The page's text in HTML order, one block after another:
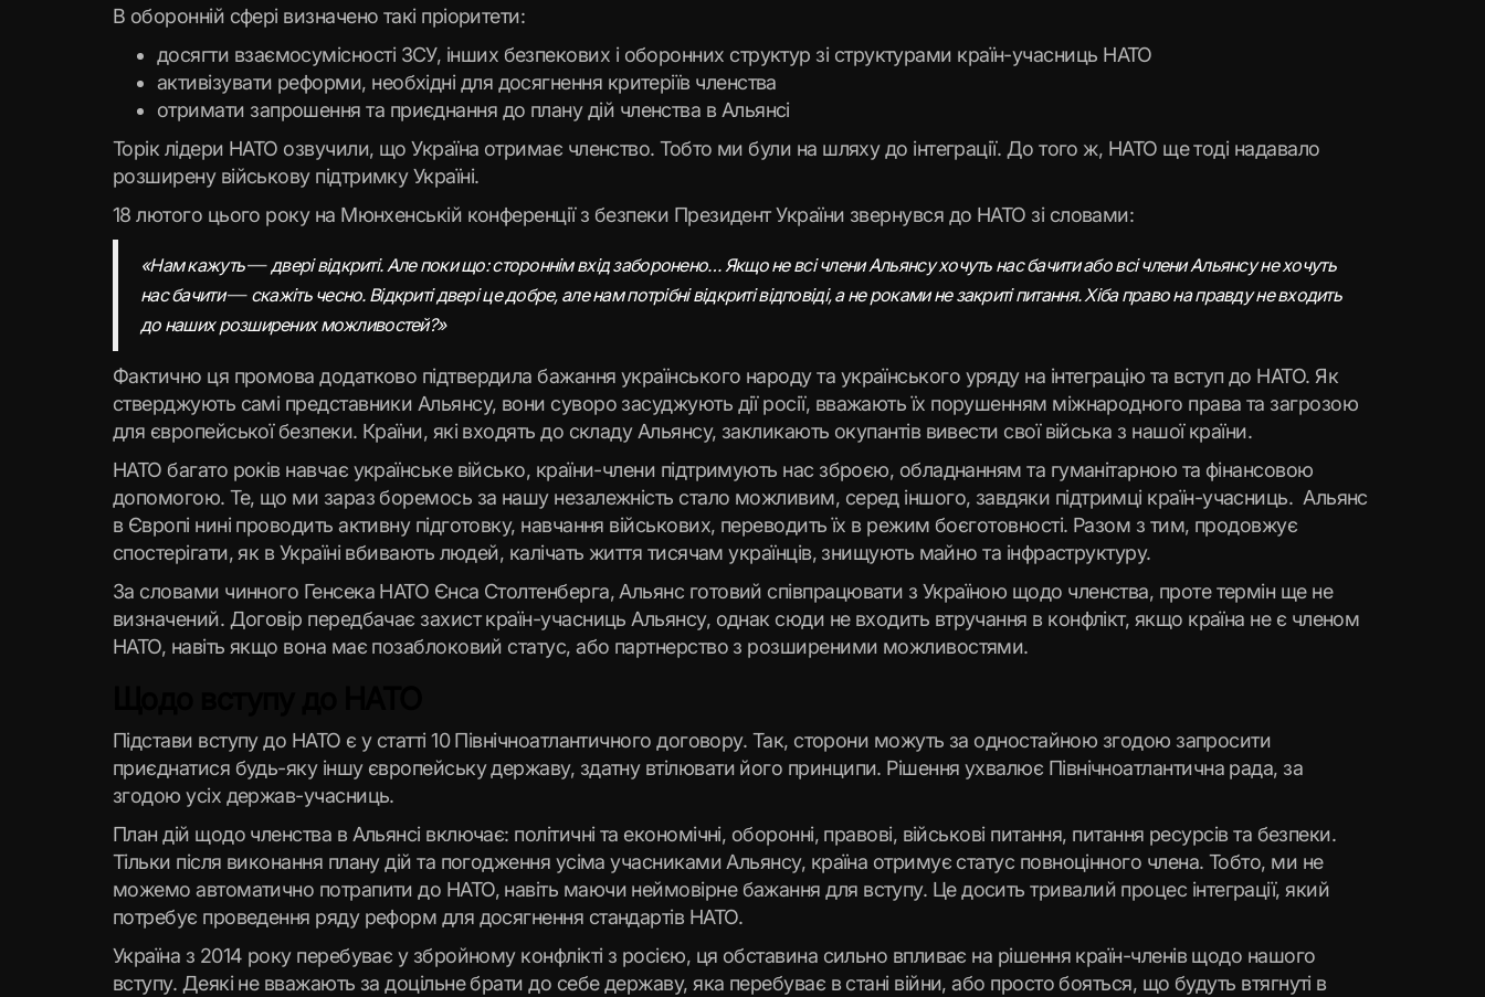
В оборонній сфері визначено такі пріоритети:
досягти взаємосумісності ЗСУ, інших безпекових і оборонних структур зі структурами країн-учасниць НАТО
активізувати реформи, необхідні для досягнення критеріїв членства
отримати запрошення та приєднання до плану дій членства в Альянсі
Торік лідери НАТО озвучили, що Україна отримає членство. Тобто ми були на шляху до інтеграції. До того ж, НАТО ще тоді надавало
розширену військову підтримку Україні.
18 лютого цього року на Мюнхенській конференції з безпеки Президент України звернувся до НАТО зі словами:
«Нам кажуть—двері відкриті. Але поки що: стороннім вхід заборонено… Якщо не всі члени Альянсу хочуть нас бачити або всі члени Альянсу не хочуть
нас бачити—скажіть чесно. Відкриті двері це добре, але нам потрібні відкриті відповіді, а не роками не закриті питання. Хіба право на правду не входить
до наших розширених можливостей?»
Фактично ця промова додатково підтвердила бажання українського народу та українського уряду на інтеграцію та вступ до НАТО. Як
стверджують самі представники Альянсу, вони суворо засуджують дії росії, вважають їх порушенням міжнародного права та загрозою
для європейської безпеки. Країни, які входять до складу Альянсу, закликають окупантів вивести свої війська з нашої країни.
НАТО багато років навчає українське військо, країни-члени підтримують нас зброєю, обладнанням та гуманітарною та фінансовою
допомогою. Те, що ми зараз боремось за нашу незалежність стало можливим, серед іншого, завдяки підтримці країн-учасниць. Альянс
в Європі нині проводить активну підготовку, навчання військових, переводить їх в режим боєготовності. Разом з тим, продовжує
спостерігати, як в Україні вбивають людей, калічать життя тисячам українців, знищують майно та інфраструктуру.
За словами чинного Генсека НАТО Єнса Столтенберга, Альянс готовий співпрацювати з Україною щодо членства, проте термін ще не
визначений. Договір передбачає захист країн-учасниць Альянсу, однак сюди не входить втручання в конфлікт, якщо країна не є членом
НАТО, навіть якщо вона має позаблоковий статус, або партнерство з розширеними можливостями.
Підстави вступу до НАТО є у статті 10 Північноатлантичного договору. Так, сторони можуть за одностайною згодою запросити
приєднатися будь-яку іншу європейську державу, здатну втілювати його принципи. Рішення ухвалює Північноатлантична рада, за
згодою усіх держав-учасниць.
План дій щодо членства в Альянсі включає: політичні та економічні, оборонні, правові, військові питання, питання ресурсів та безпеки.
Тільки після виконання плану дій та погодження усіма учасниками Альянсу, країна отримує статус повноцінного члена. Тобто, ми не
можемо автоматично потрапити до НАТО, навіть маючи неймовірне бажання для вступу. Це досить тривалий процес інтеграції, який
потребує проведення ряду реформ для досягнення стандартів НАТО.
Україна з 2014 року перебуває у збройному конфлікті з росією, ця обставина сильно впливає на рішення країн-членів щодо нашого
вступу. Деякі не вважають за доцільне брати до себе державу, яка перебуває в стані війни, або просто бояться, що будуть втягнуті в